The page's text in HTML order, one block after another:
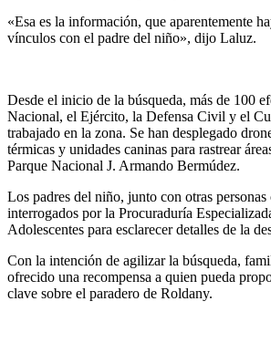
«Esa es la información, que aparentemente
vínculos con el padre del niño», dijo Laluz.
Desde el inicio de la búsqueda, más de 100
Nacional, el Ejército, la Defensa Civil y el
trabajado en la zona. Se han desplegado
térmicas y unidades caninas para rastrear
Parque Nacional J. Armando Bermúdez.
Los padres del niño, junto con otras personas
interrogados por la Procuraduría
Adolescentes para esclarecer detalles de la
Con la intención de agilizar la búsqueda,
ofrecido una recompensa a quien pueda
clave sobre el paradero de Roldany.